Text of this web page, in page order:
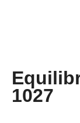
1027